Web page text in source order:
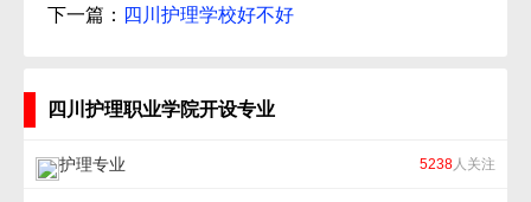
下一篇： 四川护理学校好不好
四川护理职业学院开设专业
护理专业 5238人关注